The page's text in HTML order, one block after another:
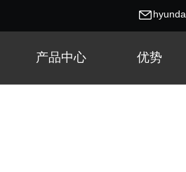
产品中心 优势